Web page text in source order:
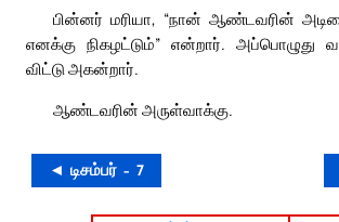
பின்னர் மரியா, “நான் ஆண்டவரின்
எனக்கு நிகழட்டும்” என்றார். அப்பொழுது
விட்டு அகன்றார்.
ஆண்டவரின் அருள்வாக்கு.
◄ டிசம்பர் – 7